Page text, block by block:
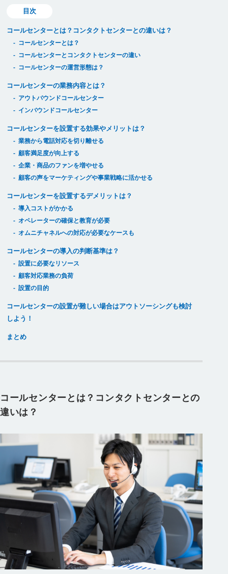
目次
コールセンターとは？コンタクトセンターとの違いは？
コールセンターとは？
コールセンターとコンタクトセンターの違い
コールセンターの運営形態は？
コールセンターの業務内容とは？
アウトバウンドコールセンター
インバウンドコールセンター
コールセンターを設置する効果やメリットは？
業務から電話対応を切り離せる
顧客満足度が向上する
企業・商品のファンを増やせる
顧客の声をマーケティングや事業戦略に活かせる
コールセンターを設置するデメリットは？
導入コストがかかる
オペレーターの確保と教育が必要
オムニチャネルへの対応が必要なケースも
コールセンターの導入の判断基準は？
設置に必要なリソース
顧客対応業務の負荷
設置の目的
コールセンターの設置が難しい場合はアウトソーシングも検討
しよう！
まとめ
コールセンターとは？コンタクトセンターとの
違いは？